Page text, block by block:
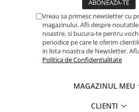
Module pentru dulapuri
Cutii de Scule
Chei/Tubulare/Biti
Chei cu clichet, fixe, speciale
Vreau sa primesc newsletter cu
magazinului. Afli despre
noastre, si bucura-te pentru
periodice pe care le oferim
in lista noastra de Newsletter.
Politica de Confidentialitate
MAGAZINUL MEU
CLIENTI